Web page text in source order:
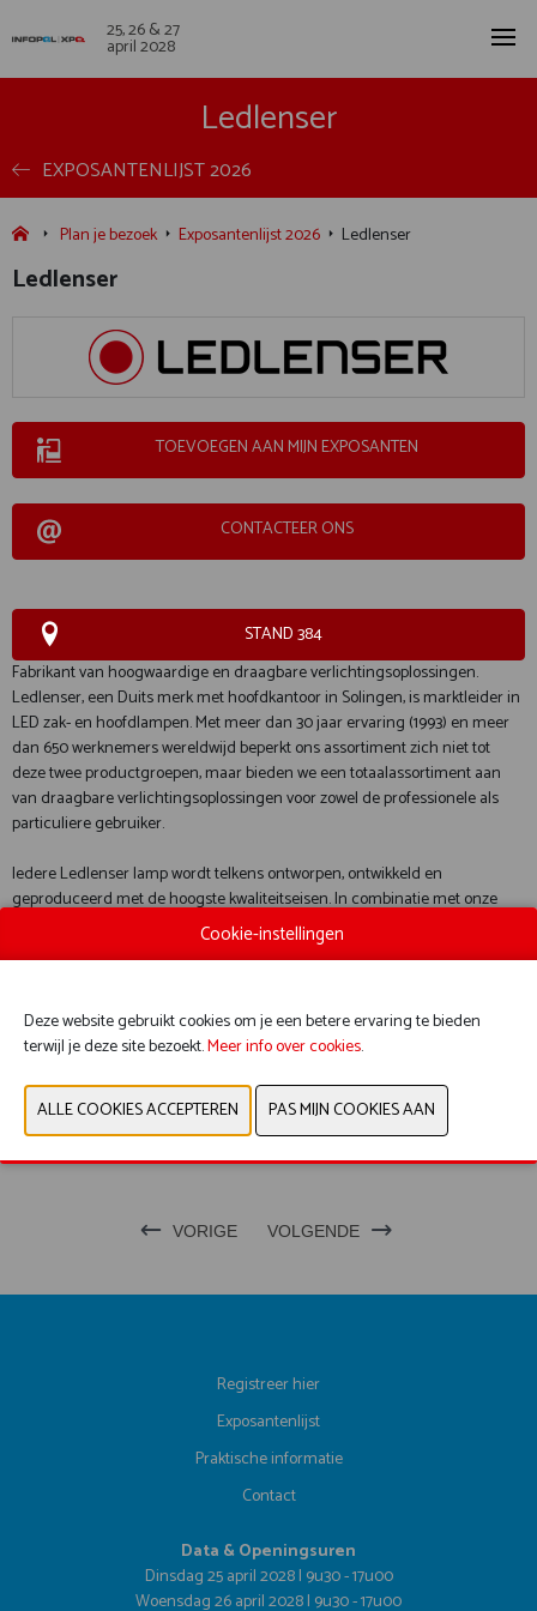
25, 26 & 27
april 2028
Ledlenser
EXPOSANTENLIJST 2026
Plan je bezoek Exposantenlijst 2026 Ledlenser
Ledlenser
TOEVOEGEN AAN MIJN EXPOSANTEN
CONTACTEER ONS
STAND 384
Fabrikant van hoogwaardige en draagbare verlichtingsoplossingen.
Ledlenser, een Duits merk met hoofdkantoor in Solingen, is marktleider in
LED zak- en hoofdlampen. Met meer dan 30 jaar ervaring (1993) en meer
dan 650 werknemers wereldwijd beperkt ons assortiment zich niet tot
deze twee productgroepen, maar bieden we een totaalassortiment aan
van draagbare verlichtingsoplossingen voor zowel de professionele als
particuliere gebruiker.
Iedere Ledlenser lamp wordt telkens ontworpen, ontwikkeld en
geproduceerd met de hoogste kwaliteitseisen. In combinatie met onze
unieke technologieën en doorgedreven innovatie onderscheiden we ons
WEBSITE CATALOGUS
PRODUCTGROEP
VORIGE VOLGENDE
Registreer hier
Exposantenlijst
Praktische informatie
Contact
Data & Openingsuren
Dinsdag 25 april 2028 | 9u30 - 17u00
Woensdag 26 april 2028 | 9u30 - 17u00
Cookie-instellingen
Deze website gebruikt cookies om je een betere ervaring te bieden
terwijl je deze site bezoekt.Meer info over cookies.